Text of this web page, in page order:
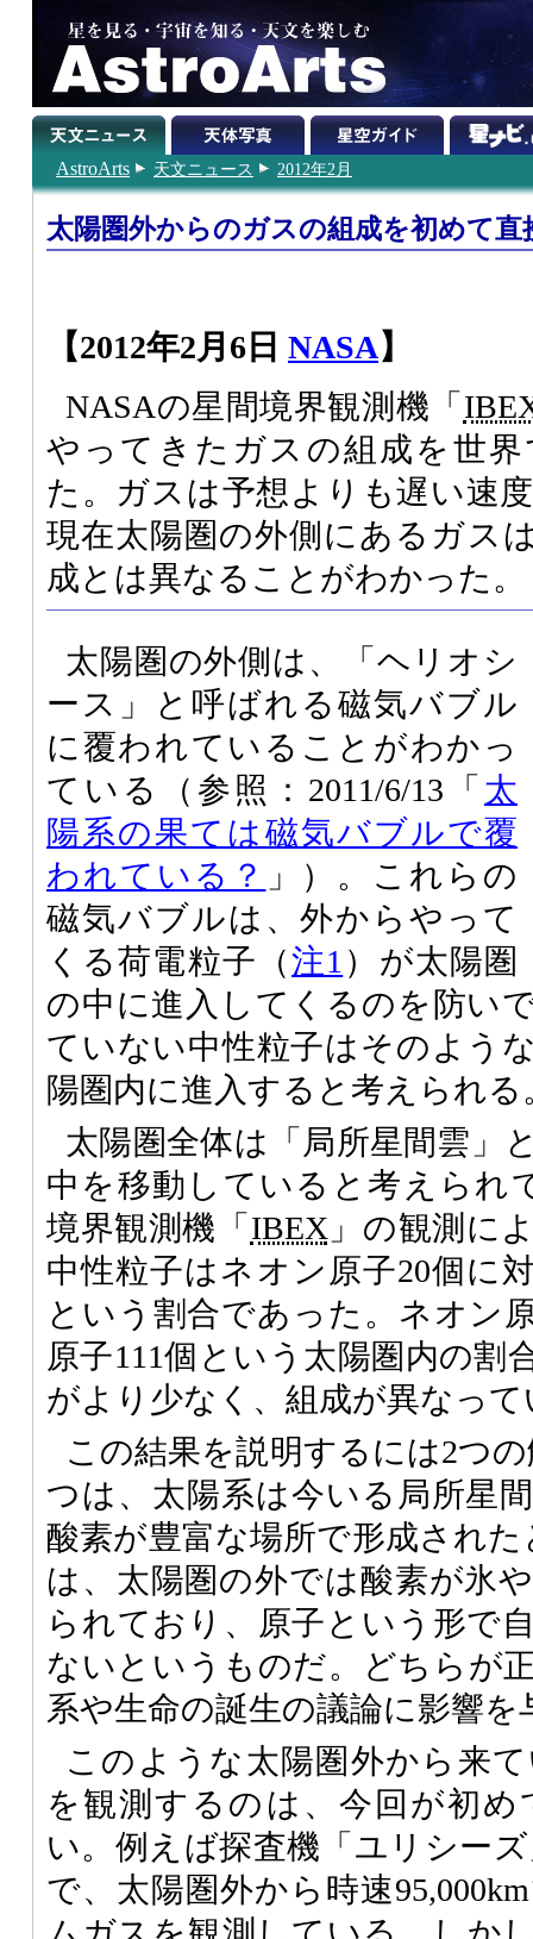
AstroArts 天文ニュース 2012年2月
太陽圏外からのガスの組成を初めて直
【2012年2月6日 NASA】
NASAの星間境界観測機「
やってきたガスの組成を世
た。ガスは予想よりも遅い速
現在太陽圏の外側にあるガス
成とは異なることがわかった。
太陽圏の外側は、「ヘリオシ
ース」と呼ばれる磁気バブル
に覆われていることがわかっ
ている（参照：2011/6/13「 太
陽系の果ては磁気バブルで覆
われている？
」）。これらの
磁気バブルは、外からやって
くる荷電粒子（注1 ）が太陽圏
の中に進入してくるのを防い
ていない中性粒子はそのよう
陽圏内に進入すると考えられる
太陽圏全体は「局所星間雲」
中を移動していると考えられ
境界観測機「 IBEX 」の観測に
中性粒子はネオン原子20個に
という割合であった。ネオン
原子111個という太陽圏内の割
がより少なく、組成が異なっ
この結果を説明するには2つ
つは、太陽系は今いる局所星
酸素が豊富な場所で形成され
は、太陽圏の外では酸素が氷
られており、原子という形で
ないというものだ。どちらが
系や生命の誕生の議論に影響
このような太陽圏外から来
を観測するのは、今回が初
い。例えば探査機「ユリシー
で、太陽圏外から時速